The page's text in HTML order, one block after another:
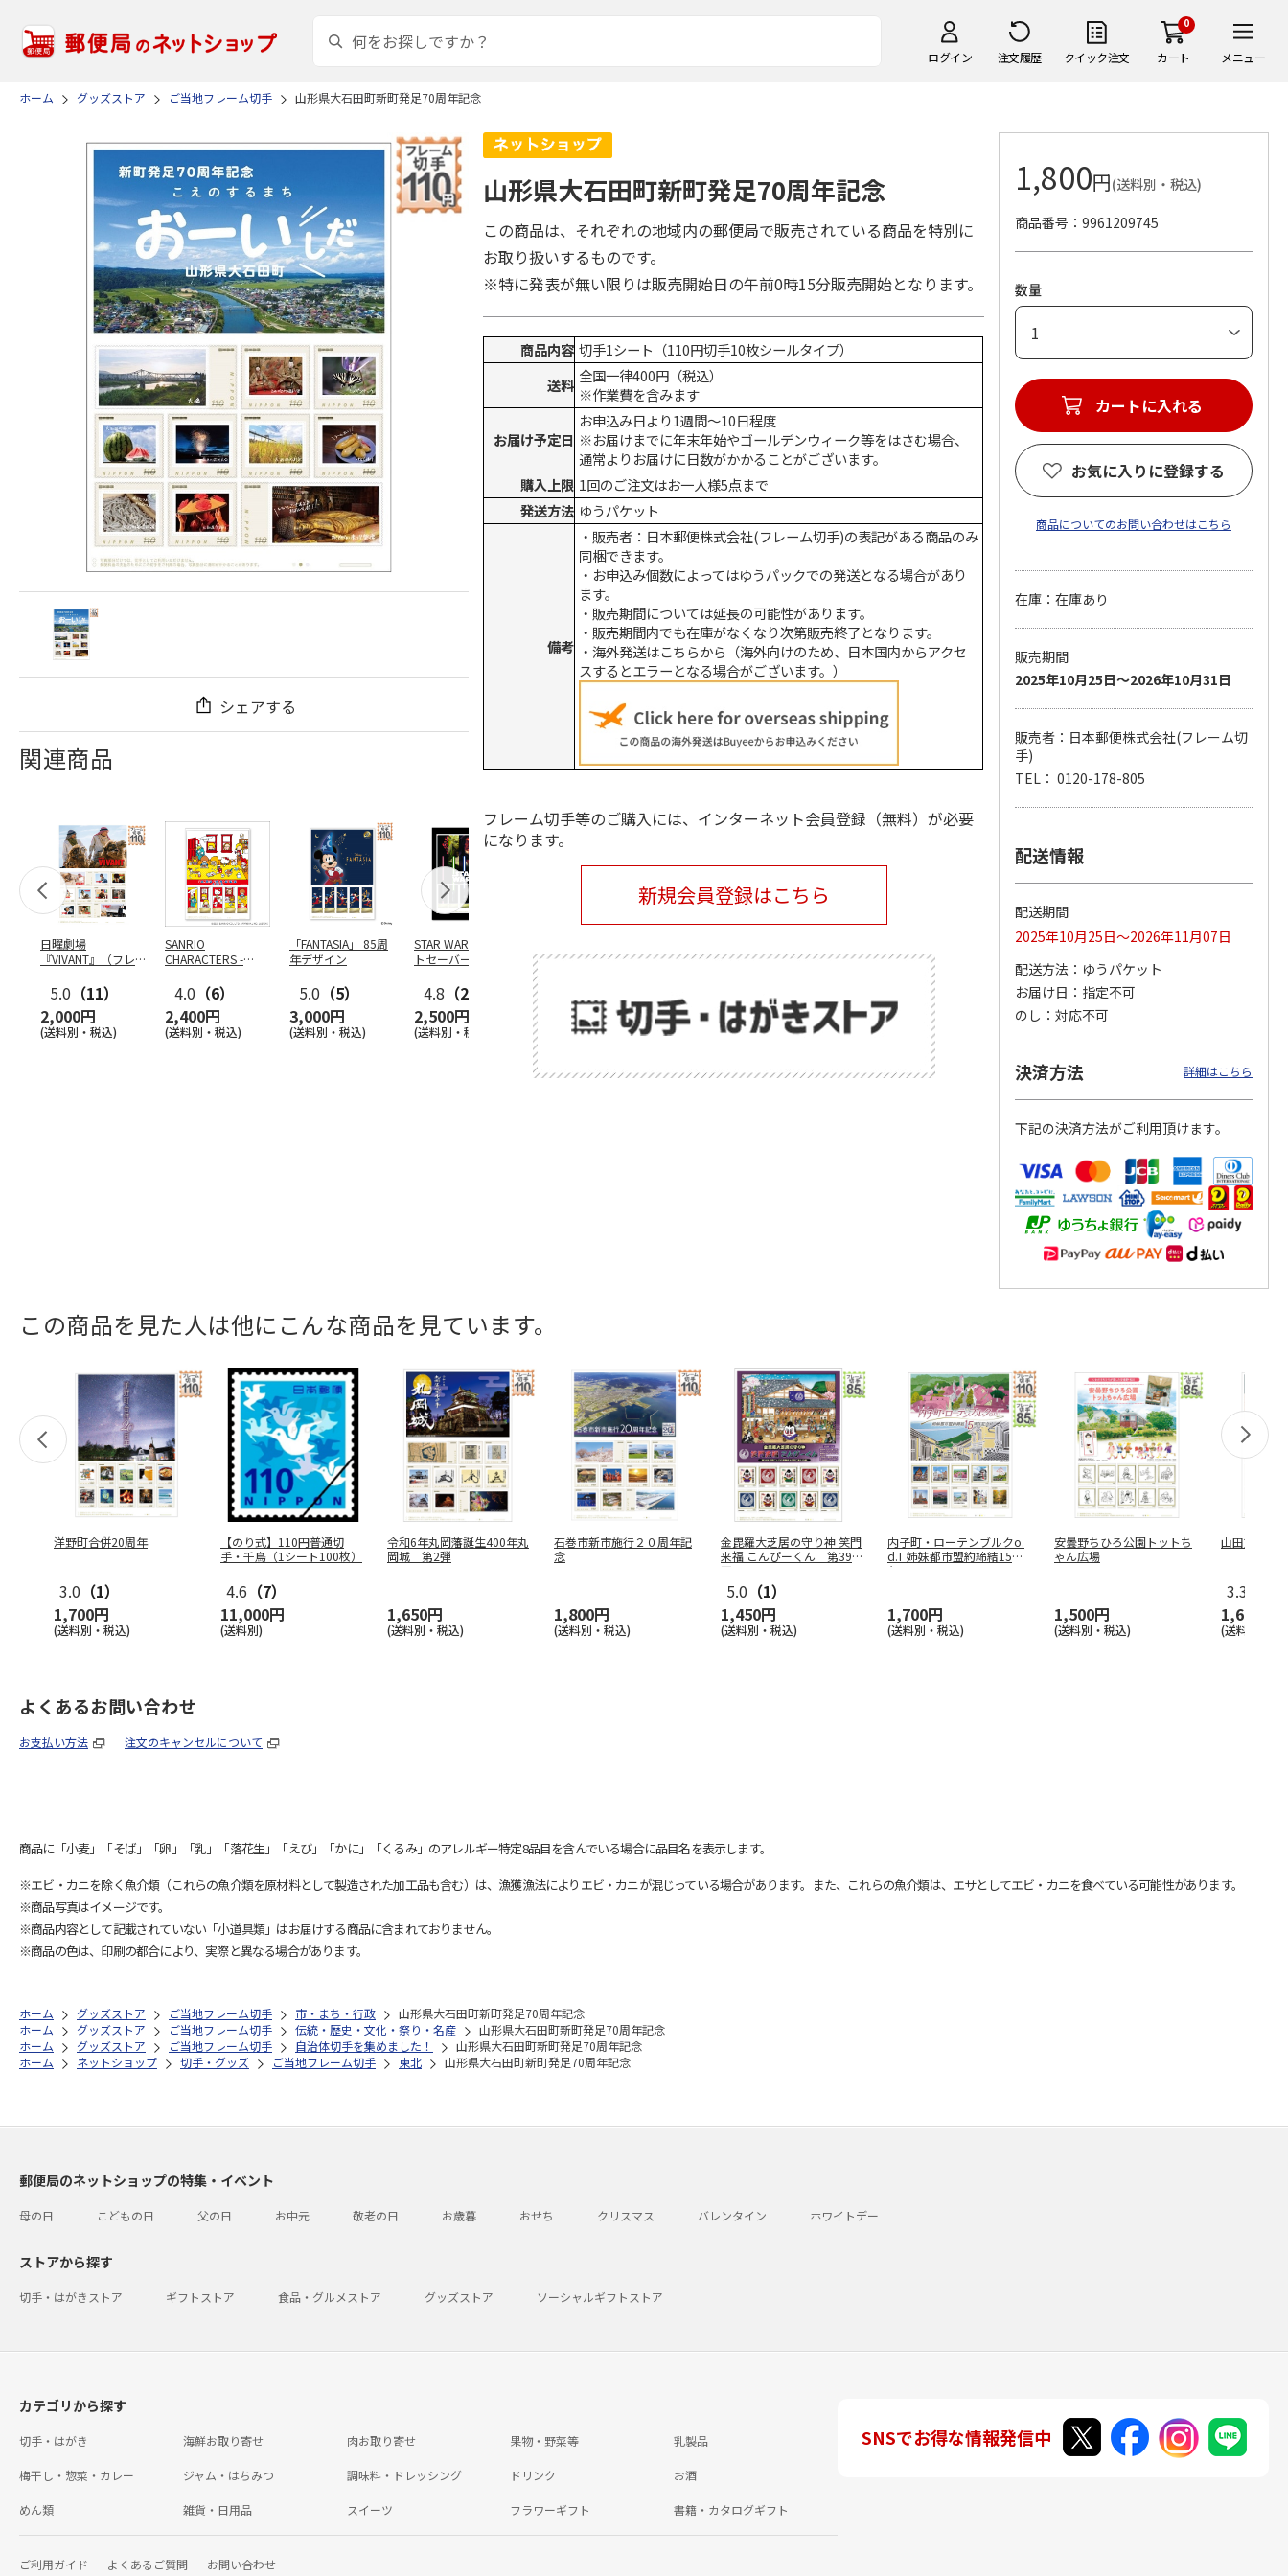
ログイン 注文履歴 クイック注文
0
カート メニュー
ホーム グッズストア ご当地フレーム切手 山形県大石田町新町発足70周年記念
シェアする
関連商品
日曜劇場
『VIVANT』（フレ
5.0 （11）
2,000円
(送料別・税込)
SANRIO
CHARACTERS -
4.0 （6）
2,400円
(送料別・税込)
「FANTASIA」 85周
年デザイン
5.0 （5）
3,000円
(送料別・税込)
STAR WARS／ライ
トセーバー デザイ
4.8 （21）
2,500円
(送料別・税込)
CHARACTERS -
2,400円
(送料別・税込)
CHARACTERS -BUS
5.0
2,400円
(送料別・税込)
ットちゃん広場
1,500円
(送料別・税込)
島、沖縄島北部及び
西表島」世界自然遺
産登録
4.7
2,000円
(送料別・税込)
15周年記念 特急 A
4.0 （2）
1,300円
ぼく、シマエナガ。
山形県大石田町新町発足70周年記念
この商品は、それぞれの地域内の郵便局で販売されている商品を特別に
お取り扱いするものです。
※特に発表が無い限りは販売開始日の午前0時15分販売開始となります。
商品内容 切手1シート（110円切手10枚シールタイプ）
送料 全国一律400円（税込）
※作業費を含みます
お届け予定日
お申込み日より1週間～10日程度
※お届けまでに年末年始やゴールデンウィーク等をはさむ場合、
通常よりお届けに日数がかかることがございます。
購入上限 1回のご注文はお一人様5点まで
発送方法 ゆうパケット
備考
・販売者：日本郵便株式会社(フレーム切手)の表記がある商品のみ
同梱できます。
・お申込み個数によってはゆうパックでの発送となる場合があり
ます。
・販売期間については延長の可能性があります。
・販売期間内でも在庫がなくなり次第販売終了となります。
・海外発送はこちらから（海外向けのため、日本国内からアクセ
スするとエラーとなる場合がございます。）
フレーム切手等のご購入には、インターネット会員登録（無料）が必要
になります。
新規会員登録はこちら
1,800円(送料別・税込)
商品番号
9961209745
数量
カートに入れる
お気に入りに登録する
商品についてのお問い合わせはこちら
在庫：在庫あり
販売期間
2025年10月25日～2026年10月31日
販売者：日本郵便株式会社(フレーム切
手)
TEL： 0120-178-805
配送情報
配送期間
2025年10月25日～2026年11月07日
配送方法
ゆうパケット
お届け日
指定不可
のし
対応不可
決済方法 詳細はこちら
下記の決済方法がご利用頂けます。
この商品を見た人は他にこんな商品を見ています。
洋野町合併20周年
3.0 （1）
1,700円
(送料別・税込)
【のり式】110円普通切
手・千鳥（1シート100枚）
4.6 （7）
11,000円
(送料別)
令和6年丸岡藩誕生400年丸
岡城 第2弾
1,650円
(送料別・税込)
石巻市新市施行２０周年記
念
1,800円
(送料別・税込)
金毘羅大芝居の守り神 笑門
来福 こんぴーくん 第39回
四
5.0 （1）
1,450円
(送料別・税込)
内子町・ローテンブルクo.
d.T 姉妹都市盟約締結15周
年
1,700円
(送料別・税込)
安曇野ちひろ公園トットち
ゃん広場
1,500円
(送料別・税込)
山田方谷没
3.3
1,650円
(送料別・税
よくあるお問い合わせ
お支払い方法 注文のキャンセルについて
商品に「小麦」「そば」「卵」「乳」「落花生」「えび」「かに」「くるみ」のアレルギー特定8品目を含んでいる場合に品目名を表示します。
※エビ・カニを除く魚介類（これらの魚介類を原材料として製造された加工品も含む）は、漁獲漁法によりエビ・カニが混じっている場合があります。また、これらの魚介類は、エサとしてエビ・カニを食べている可能性があります。
※商品写真はイメージです。
※商品内容として記載されていない「小道具類」はお届けする商品に含まれておりません。
※商品の色は、印刷の都合により、実際と異なる場合があります。
ホーム グッズストア ご当地フレーム切手 市・まち・行政
山形県大石田町新町発足70周年記念
ホーム
グッズストア ご当地フレーム切手 伝統・歴史・文化・祭り・名産
山形県大石田町新町発足70周年記念
ホーム
グッズストア ご当地フレーム切手 自治体切手を集めました！
山形県大石田町新町発足70周年記念
ホーム
ネットショップ 切手・グッズ ご当地フレーム切手 東北 山形県大石田町新町発足70周年記念
郵便局のネットショップの特集・イベント
母の日 こどもの日 父の日 お中元 敬老の日 お歳暮 おせち クリスマス バレンタイン ホワイトデー
ストアから探す
切手・はがきストア ギフトストア 食品・グルメストア グッズストア ソーシャルギフトストア
カテゴリから探す
切手・はがき 海鮮お取り寄せ 肉お取り寄せ 果物・野菜等 乳製品
梅干し・惣菜・カレー ジャム・はちみつ 調味料・ドレッシング ドリンク お酒
めん類 雑貨・日用品 スイーツ フラワーギフト 書籍・カタログギフト
ご利用ガイド よくあるご質問 お問い合わせ
SNSでお得な情報発信中